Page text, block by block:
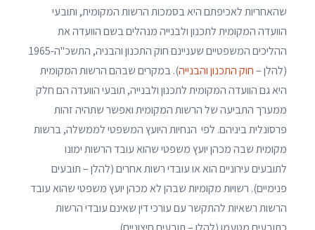
שהאחריות לאכיפתם היא בסמכות הרשות המקומית, ותובעי
הוועדה המקומית לתכנון ולבנייה מנהלים בשם הוועדה את
ההליכים המשפטיים שעניינם חוק התכנון והבניה, התשכ"ה-1965
(להלן –חוק התכנון והבנייה). במקרים שבהם הרשות המקומית
היא גם הוועדה המקומית לתכנון ולבנייה, תובעי הוועדה הם חלק
ממערך התביעה של הרשות המקומית ואפשר שתהיה זהות
פרסונלית ביניהם. לפי הנחיות היועץ המשפטי לממשלה, ברשות
מקומית שבה מכהן יועץ משפטי שהוא עובד הרשות ימונו
לתובעים עירוניים הוא או עובדי רשות אחרים (להלן – תובעים
פנימיים). רשויות מקומיות שבהן לא מכהן יועץ משפטי שהוא עובד
הרשות רשאיות להתקשר עם עורכי דין שאינם עובדי הרשות